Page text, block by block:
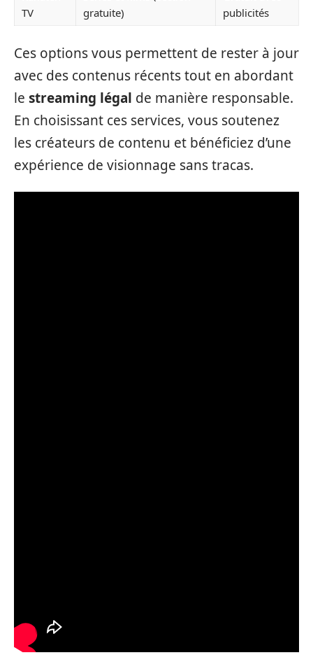
TV
gratuite)
publicités
Ces options vous permettent de rester à jour
avec des contenus récents tout en abordant
le streaming légal de manière responsable.
En choisissant ces services, vous soutenez
les créateurs de contenu et bénéficiez d’une
expérience de visionnage sans tracas.